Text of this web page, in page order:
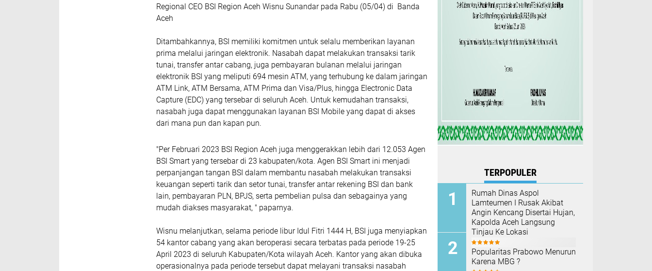
Regional CEO BSI Region Aceh Wisnu Sunandar pada Rabu (05/04) di Banda
Aceh
Ditambahkannya, BSI memiliki komitmen untuk selalu memberikan layanan
prima melalui jaringan elektronik. Nasabah dapat melakukan transaksi tarik
tunai, transfer antar cabang, juga pembayaran bulanan melalui jaringan
elektronik BSI yang meliputi 694 mesin ATM, yang terhubung ke dalam jaringan
ATM Link, ATM Bersama, ATM Prima dan Visa/Plus, hingga Electronic Data
Capture (EDC) yang tersebar di seluruh Aceh. Untuk kemudahan transaksi,
nasabah juga dapat menggunakan layanan BSI Mobile yang dapat di akses
dari mana pun dan kapan pun.
"Per Februari 2023 BSI Region Aceh juga menggerakkan lebih dari 12.053 Agen
BSI Smart yang tersebar di 23 kabupaten/kota. Agen BSI Smart ini menjadi
perpanjangan tangan BSI dalam membantu nasabah melakukan transaksi
keuangan seperti tarik dan setor tunai, transfer antar rekening BSI dan bank
lain, pembayaran PLN, BPJS, serta pembelian pulsa dan sebagainya yang
mudah diakses masyarakat, " paparnya.
Wisnu melanjutkan, selama periode libur Idul Fitri 1444 H, BSI juga menyiapkan
54 kantor cabang yang akan beroperasi secara terbatas pada periode 19-25
April 2023 di seluruh Kabupaten/Kota wilayah Aceh. Kantor yang akan dibuka
operasionalnya pada periode tersebut dapat melayani transaksi nasabah
TERPOPULER
Rumah Dinas Aspol
Lamteumen I Rusak Akibat
Angin Kencang Disertai Hujan,
Kapolda Aceh Langsung
Tinjau Ke Lokasi
Popularitas Prabowo Menurun
Karena MBG ?